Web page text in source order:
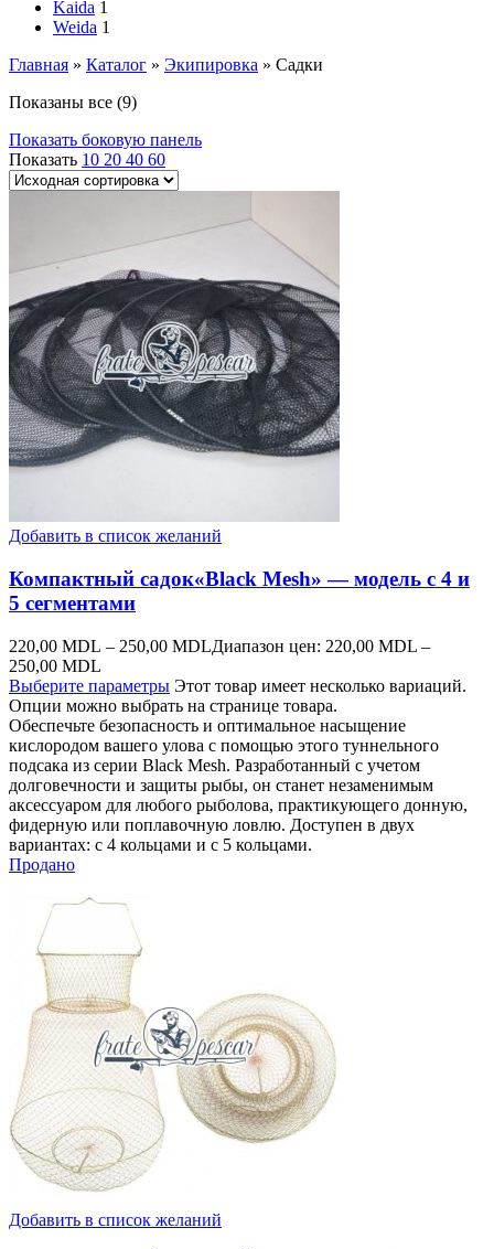
Kaida 1
Weida 1
Главная » Каталог » Экипировка » Садки
Показаны все (9)
Показать боковую панель
Показать 10 20 40 60
Добавить в список желаний
Компактный садок«Black Mesh» — модель с 4 и
5 сегментами
220,00 MDL – 250,00 MDLДиапазон цен: 220,00 MDL –
250,00 MDL
Выберите параметры Этот товар имеет несколько вариаций.
Опции можно выбрать на странице товара.
Обеспечьте безопасность и оптимальное насыщение
кислородом вашего улова с помощью этого туннельного
подсака из серии Black Mesh. Разработанный с учетом
долговечности и защиты рыбы, он станет незаменимым
аксессуаром для любого рыболова, практикующего донную,
фидерную или поплавочную ловлю. Доступен в двух
вариантах: с 4 кольцами и с 5 кольцами.
Продано
Добавить в список желаний